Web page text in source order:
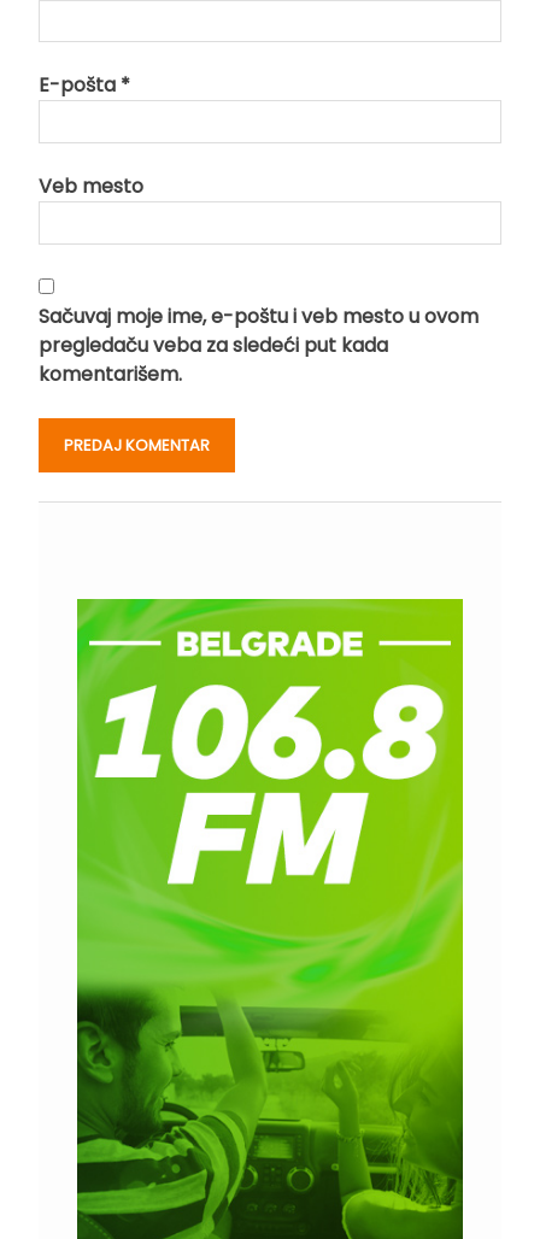
E-pošta *
Veb mesto
Sačuvaj moje ime, e-poštu i veb mesto u ovom
pregledaču veba za sledeći put kada
komentarišem.